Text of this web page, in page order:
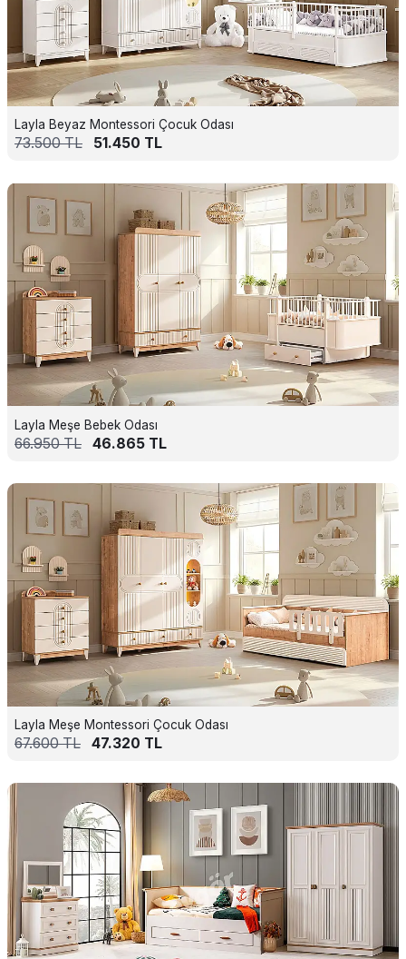
Layla Beyaz Montessori Çocuk Odası
73.500TL 51.450 TL
Layla Meşe Bebek Odası
66.950TL 46.865 TL
Layla Meşe Montessori Çocuk Odası
67.600TL 47.320 TL